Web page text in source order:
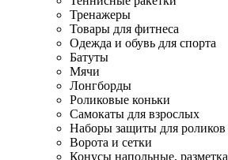
Тренажеры
Товары для фитнеса
Одежда и обувь для спорта
Батуты
Мячи
Лонгборды
Роликовые коньки
Самокаты для взрослых
Наборы защиты для роликов
Ворота и сетки
Конусы напольные, разметка